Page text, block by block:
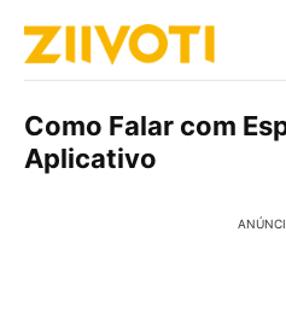
Como Falar com
Aplicativo